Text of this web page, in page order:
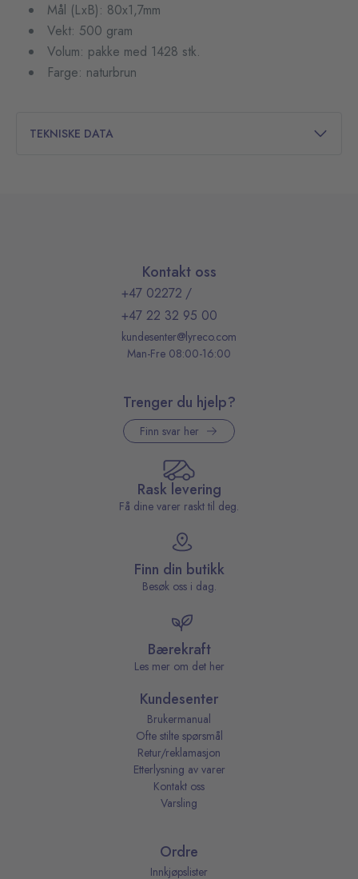
Mål (LxB): 80x1,7mm
Vekt: 500 gram
Volum: pakke med 1428 stk.
Farge: naturbrun
TEKNISKE DATA
Kontakt oss
+47 02272 /
+47 22 32 95 00
kundesenter@lyreco.com
Man-Fre 08:00-16:00
Trenger du hjelp?
Finn svar her
Rask levering
Få dine varer raskt til deg.
Finn din butikk
Besøk oss i dag.
Bærekraft
Les mer om det her
Kundesenter
Brukermanual
Ofte stilte spørsmål
Retur/reklamasjon
Etterlysning av varer
Kontakt oss
Varsling
Ordre
Innkjøpslister